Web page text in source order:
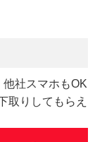
社スマホもOK
取りしてもらえ